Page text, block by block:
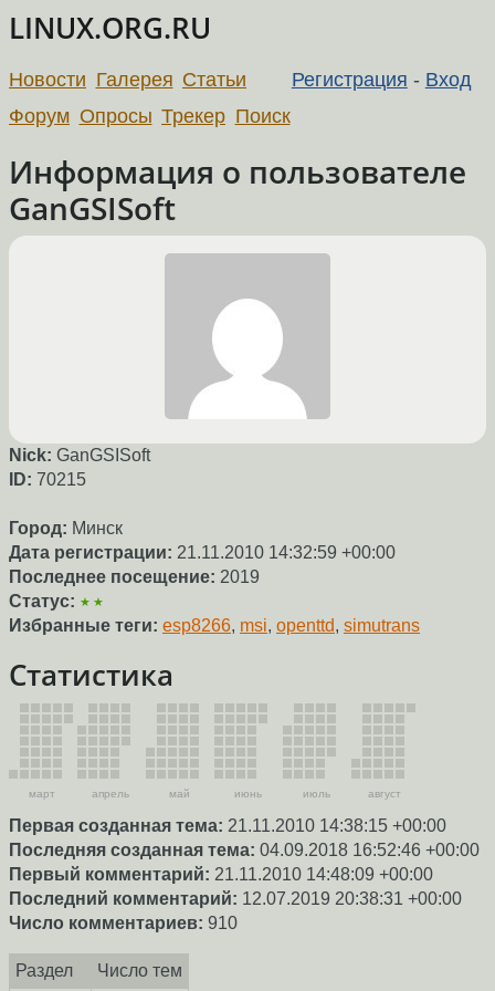
LINUX.ORG.RU
Регистрация - Вход
Новости Галерея Статьи
Форум Опросы Трекер Поиск
Информация о пользователе
GanGSISoft
Nick: GanGSISoft
ID: 70215
Город: Минск
Дата регистрации: 21.11.2010 14:32:59 +00:00
Последнее посещение: 2019
Статус: ★★
Избранные теги: esp8266, msi, openttd, simutrans
Статистика
март апрель май июнь июль август
Первая созданная тема: 21.11.2010 14:38:15 +00:00
Последняя созданная тема: 04.09.2018 16:52:46 +00:00
Первый комментарий: 21.11.2010 14:48:09 +00:00
Последний комментарий: 12.07.2019 20:38:31 +00:00
Число комментариев: 910
Раздел Число тем